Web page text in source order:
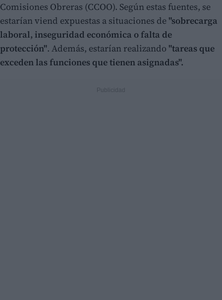
Comisiones Obreras (CCOO). Según estas fuentes, se
estarían viend expuestas a situaciones de "sobrecarga
laboral, inseguridad económica o falta de
protección". Además, estarían realizando "tareas que
exceden las funciones que tienen asignadas".